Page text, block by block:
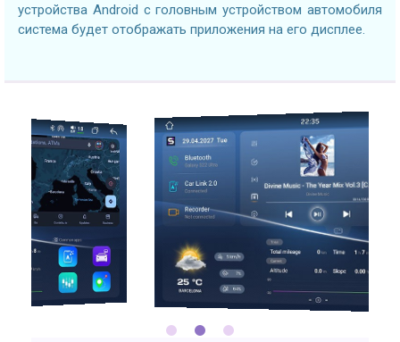
устройства Android с головным устройством автомобиля
система будет отображать приложения на его дисплее.
2.7GHZ CPU